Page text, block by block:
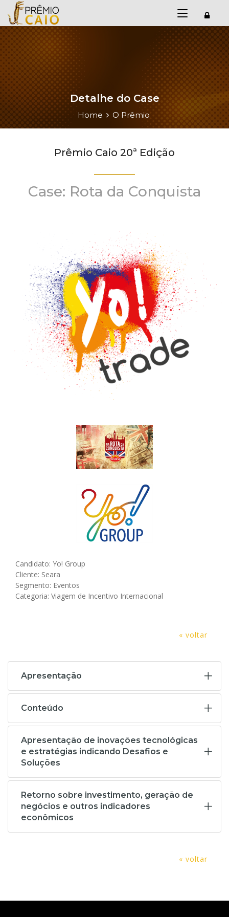
Detalhe do Case
Home O Prêmio
Prêmio Caio 20ª Edição
Case: Rota da Conquista
Candidato: Yo! Group
Cliente: Seara
Segmento: Eventos
Categoria: Viagem de Incentivo Internacional
« voltar
Apresentação
Conteúdo
Apresentação de inovações tecnológicas
e estratégias indicando Desafios e
Soluções
Retorno sobre investimento, geração de
negócios e outros indicadores
econômicos
« voltar